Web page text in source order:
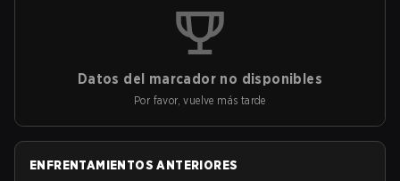
Datos del marcador no disponibles
Por favor, vuelve más tarde
ENFRENTAMIENTOS ANTERIORES